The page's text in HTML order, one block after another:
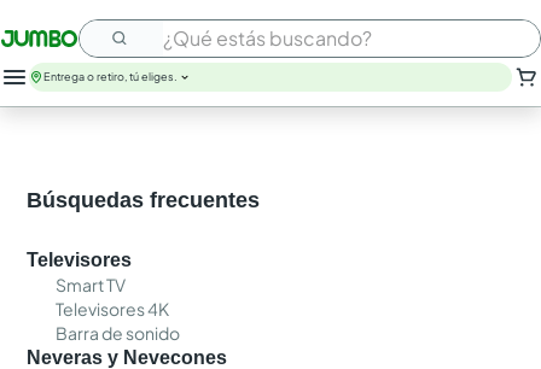
¿Qué estás buscando?
Entrega o retiro, tú eliges.
Búsquedas frecuentes
Televisores
Smart TV
Televisores 4K
Barra de sonido
Neveras y Nevecones